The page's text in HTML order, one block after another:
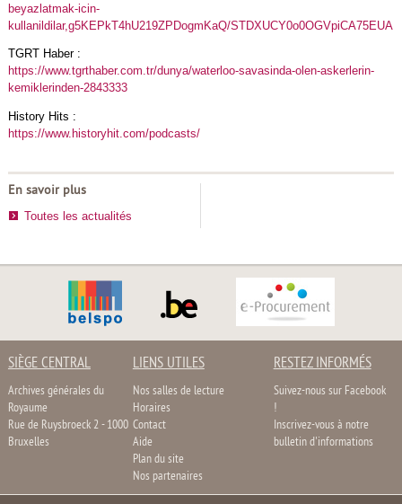
beyazlatmak-icin-
kullanildilar,g5KEPkT4hU219ZPDogmKaQ/STDXUCY0o0OGVpiCA75EUA
TGRT Haber :
https://www.tgrthaber.com.tr/dunya/waterloo-savasinda-olen-askerlerin-
kemiklerinden-2843333
History Hits :
https://www.historyhit.com/podcasts/
En savoir plus
Toutes les actualités
SIÈGE CENTRAL
Archives générales du
Royaume
Rue de Ruysbroeck 2 - 1000
Bruxelles
LIENS UTILES
Nos salles de lecture
Horaires
Contact
Aide
Plan du site
Nos partenaires
RESTEZ INFORMÉS
Suivez-nous sur Facebook
!
Inscrivez-vous à notre
bulletin d'informations